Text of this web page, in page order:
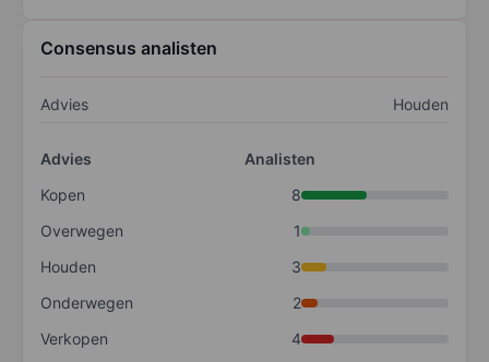
Consensus analisten
Advies Houden
Advies
Analisten
Kopen
8
Overwegen
1
Houden
3
Onderwegen
2
Verkopen
4